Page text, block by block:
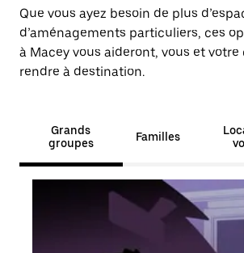
Que vous ayez besoin de plus
d’aménagements particuliers, ces
à Macey vous aideront, vous et votre
rendre à destination.
Grands
groupes
Familles